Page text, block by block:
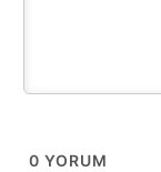
0 YORUM